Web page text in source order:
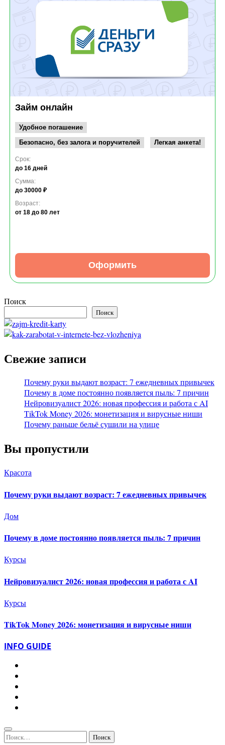
Займ онлайн
Удобное погашение
Безопасно, без залога и поручителей
Легкая анкета!
Срок:
до 16 дней
Сумма:
до 30000 ₽
Возраст:
от 18 до 80 лет
Оформить
Поиск
Поиск
Свежие записи
Почему руки выдают возраст: 7 ежедневных привычек
Почему в доме постоянно появляется пыль: 7 причин
Нейровизуалист 2026: новая профессия и работа с AI
TikTok Money 2026: монетизация и вирусные ниши
Почему раньше бельё сушили на улице
Вы пропустили
Красота
Почему руки выдают возраст: 7 ежедневных привычек
Дом
Почему в доме постоянно появляется пыль: 7 причин
Курсы
Нейровизуалист 2026: новая профессия и работа с AI
Курсы
TikTok Money 2026: монетизация и вирусные ниши
INFO GUIDE
Найти: